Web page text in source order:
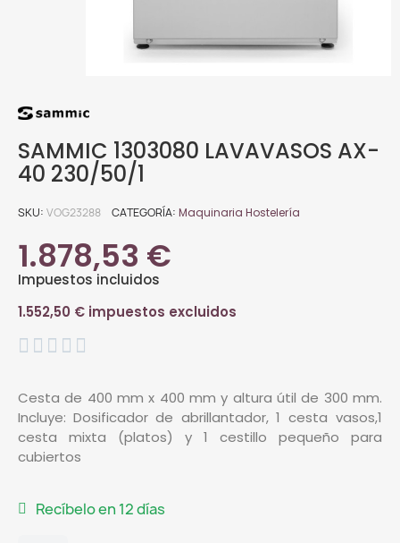
SAMMIC 1303080 LAVAVASOS AX-
40 230/50/1
SKU VOG23288 CATEGORÍA Maquinaria Hostelería
1.878,53 €
Impuestos incluidos
1.552,50 € impuestos excluidos
    
Cesta de 400 mm x 400 mm y altura útil de 300 mm.
Incluye: Dosificador de abrillantador, 1 cesta vasos,1
cesta mixta (platos) y 1 cestillo pequeño para
cubiertos
Recíbelo en 12 días